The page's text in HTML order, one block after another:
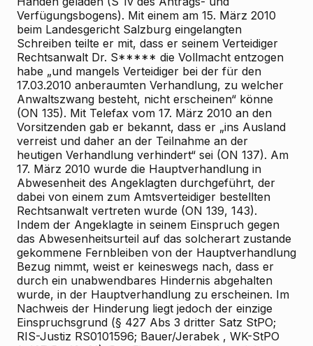
Verfügungsbogens). Mit einem am 15. März 2010
beim Landesgericht Salzburg eingelangten
Schreiben teilte er mit, dass er seinem Verteidiger
Rechtsanwalt Dr. S***** die Vollmacht entzogen
habe „und mangels Verteidiger bei der für den
17.03.2010 anberaumten Verhandlung, zu welcher
Anwaltszwang besteht, nicht erscheinen“ könne
(ON 135). Mit Telefax vom 17. März 2010 an den
Vorsitzenden gab er bekannt, dass er „ins Ausland
verreist und daher an der Teilnahme an der
heutigen Verhandlung verhindert“ sei (ON 137). Am
17. März 2010 wurde die Hauptverhandlung in
Abwesenheit des Angeklagten durchgeführt, der
dabei von einem zum Amtsverteidiger bestellten
Rechtsanwalt vertreten wurde (ON 139, 143).
Indem der Angeklagte in seinem Einspruch gegen
das Abwesenheitsurteil auf das solcherart zustande
gekommene Fernbleiben von der Hauptverhandlung
Bezug nimmt, weist er keineswegs nach, dass er
durch ein unabwendbares Hindernis abgehalten
wurde, in der Hauptverhandlung zu erscheinen. Im
Nachweis der Hinderung liegt jedoch der einzige
Einspruchsgrund (§ 427 Abs 3 dritter Satz StPO;
RIS-Justiz RS0101596; Bauer/Jerabek , WK-StPO